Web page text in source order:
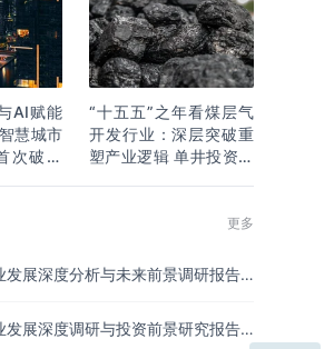
AI赋能
慧城市
次破万
“十五五”之年看煤层气
开发行业：深层突破重
塑产业逻辑 单井投资成
更多
发展深度分析与未来前景调研报告
发展深度调研与投资前景研究报告